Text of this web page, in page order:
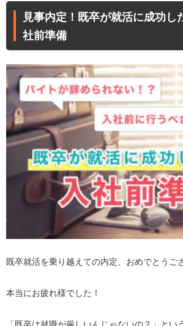
見事内定！既卒が就活に成功し
社前準備
既卒就活を乗り越えての内定、おめでとうご
本当にお疲れ様でした！
「既卒は就職が厳しいんじゃないの？」とい